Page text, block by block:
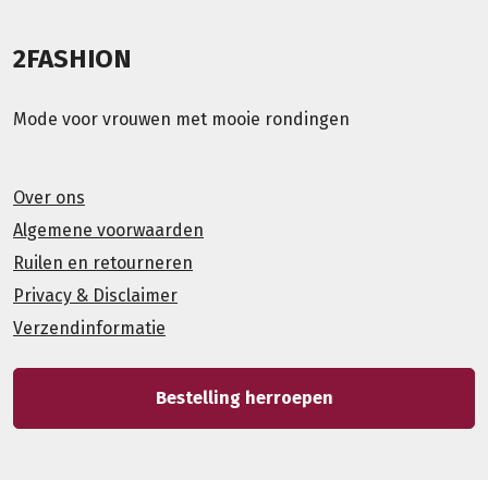
2FASHION
Mode voor vrouwen met mooie rondingen
Over ons
Algemene voorwaarden
Ruilen en retourneren
Privacy & Disclaimer
Verzendinformatie
Bestelling herroepen